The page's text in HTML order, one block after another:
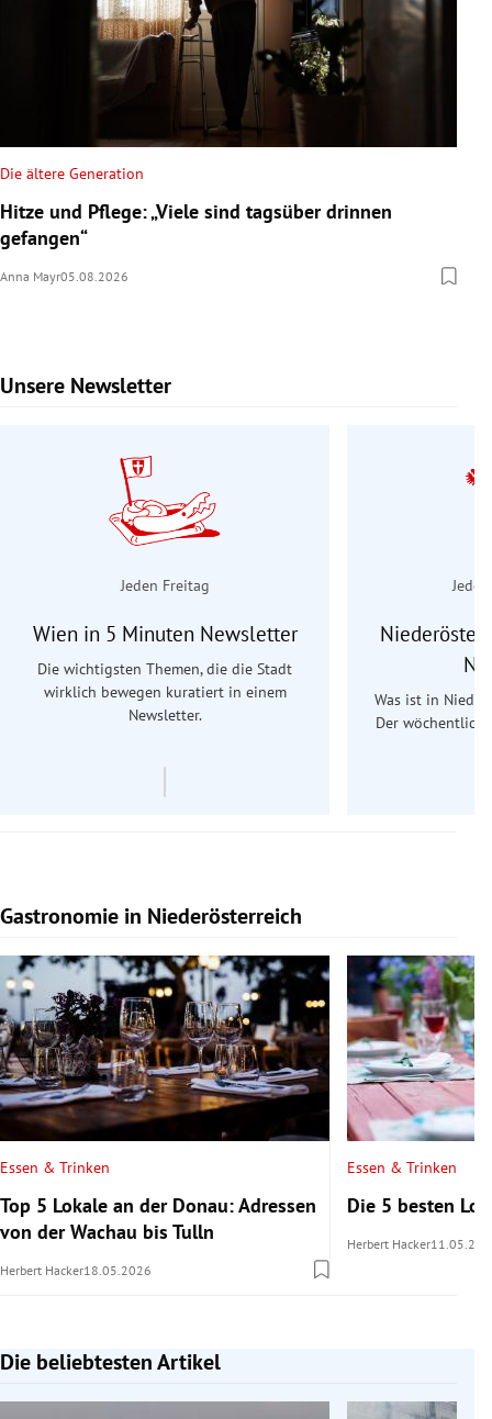
Die ältere Generation
Hitze und Pflege: „Viele sind tagsüber drinnen
gefangen“
Anna Mayr05.08.2026
Unsere Newsletter
Slide 1 von 9
Jeden Freitag
Wien in 5 Minuten Newsletter
Die wichtigsten Themen, die die Stadt
wirklich bewegen kuratiert in einem
Newsletter.
Was ist in
Der
Gastronomie in Niederösterreich
Slide 1 von 15
Essen & Trinken
Top 5 Lokale an der Donau: Adressen
von der Wachau bis Tulln
Herbert Hacker18.05.2026
Essen & Trinken
Die 5 besten
Herbert Hacker
Die beliebtesten Artikel
Slide 1 von 7